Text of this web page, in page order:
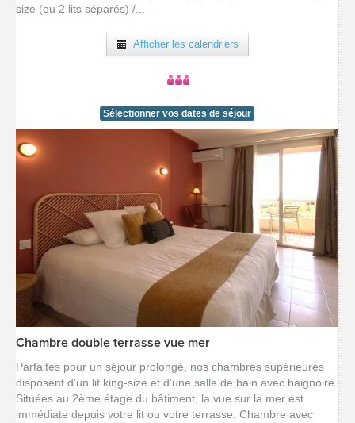
size (ou 2 lits séparés) /...
Afficher les calendriers
-
Sélectionner vos dates de séjour
Chambre double terrasse vue mer
Parfaites pour un séjour prolongé, nos chambres supérieures
disposent d’un lit king-size et d’une salle de bain avec baignoire.
Situées au 2ème étage du bâtiment, la vue sur la mer est
immédiate depuis votre lit ou votre terrasse. Chambre avec